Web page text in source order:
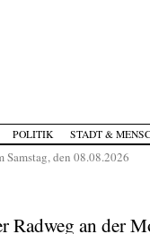
POLITIK STADT &
Samstag, den 08.08.2026
Radweg an der